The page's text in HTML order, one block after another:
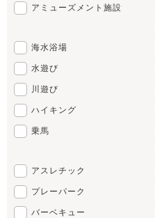
アミューズメント施設
海水浴場
水遊び
川遊び
ハイキング
乗馬
アスレチック
プレーパーク
バーベキュー